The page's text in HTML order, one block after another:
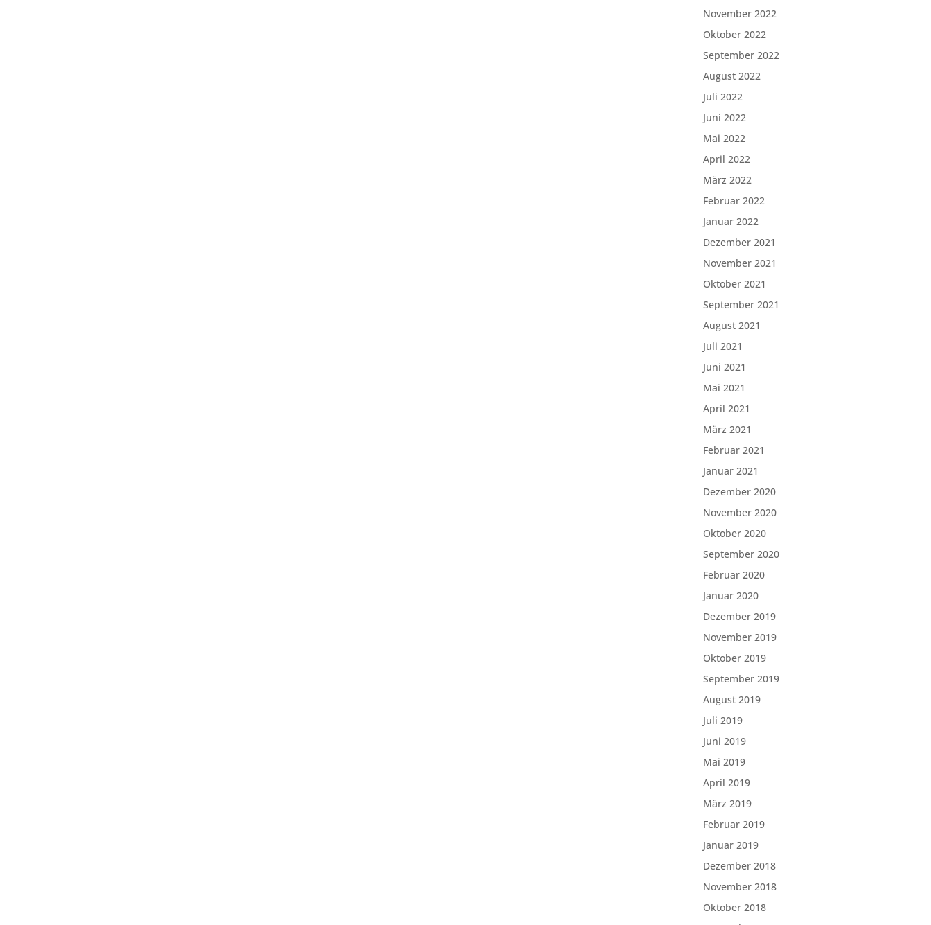
November 2022
Oktober 2022
September 2022
August 2022
Juli 2022
Juni 2022
Mai 2022
April 2022
März 2022
Februar 2022
Januar 2022
Dezember 2021
November 2021
Oktober 2021
September 2021
August 2021
Juli 2021
Juni 2021
Mai 2021
April 2021
März 2021
Februar 2021
Januar 2021
Dezember 2020
November 2020
Oktober 2020
September 2020
Februar 2020
Januar 2020
Dezember 2019
November 2019
Oktober 2019
September 2019
August 2019
Juli 2019
Juni 2019
Mai 2019
April 2019
März 2019
Februar 2019
Januar 2019
Dezember 2018
November 2018
Oktober 2018